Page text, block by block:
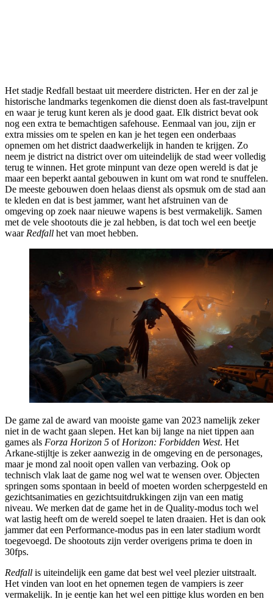
Het stadje Redfall bestaat uit meerdere districten. Her en der zal je
historische landmarks tegenkomen die dienst doen als fast-travelpunt
en waar je terug kunt keren als je dood gaat. Elk district bevat ook
nog een extra te bemachtigen safehouse. Eenmaal van jou, zijn er
extra missies om te spelen en kan je het tegen een onderbaas
opnemen om het district daadwerkelijk in handen te krijgen. Zo
neem je district na district over om uiteindelijk de stad weer volledig
terug te winnen. Het grote minpunt van deze open wereld is dat je
maar een beperkt aantal gebouwen in kunt om wat rond te snuffelen.
De meeste gebouwen doen helaas dienst als opsmuk om de stad aan
te kleden en dat is best jammer, want het afstruinen van de
omgeving op zoek naar nieuwe wapens is best vermakelijk. Samen
met de vele shootouts die je zal hebben, is dat toch wel een beetje
waarRedfall het van moet hebben.
De game zal de award van mooiste game van 2023 namelijk zeker
niet in de wacht gaan slepen. Het kan bij lange na niet tippen aan
games als Forza Horizon 5 of Horizon: Forbidden West. Het
Arkane-stijltje is zeker aanwezig in de omgeving en de personages,
maar je mond zal nooit open vallen van verbazing. Ook op
technisch vlak laat de game nog wel wat te wensen over. Objecten
springen soms spontaan in beeld of moeten worden scherpgesteld en
gezichtsanimaties en gezichtsuitdrukkingen zijn van een matig
niveau. We merken dat de game het in de Quality-modus toch wel
wat lastig heeft om de wereld soepel te laten draaien. Het is dan ook
jammer dat een Performance-modus pas in een later stadium wordt
toegevoegd. De shootouts zijn verder overigens prima te doen in
30fps.
Redfall is uiteindelijk een game dat best wel veel plezier uitstraalt.
Het vinden van loot en het opnemen tegen de vampiers is zeer
vermakelijk. In je eentje kan het wel een pittige klus worden en ben